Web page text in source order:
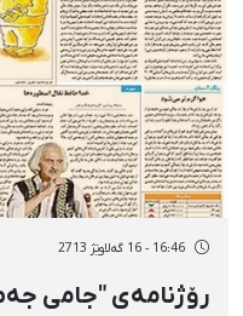
16:46 - 16 گەلاوێژ 2713
رۆژنامەی "جامی